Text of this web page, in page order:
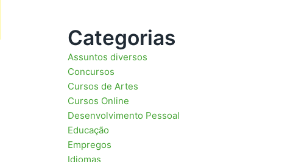
Categorias
Assuntos diversos
Concursos
Cursos de Artes
Cursos Online
Desenvolvimento Pessoal
Educação
Empregos
Idiomas